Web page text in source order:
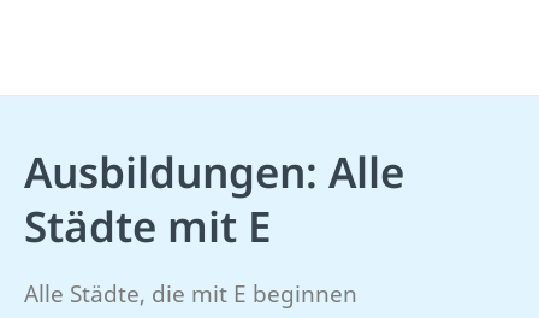
Ausbildungen: Alle
Städte mit E
Alle Städte, die mit E beginnen